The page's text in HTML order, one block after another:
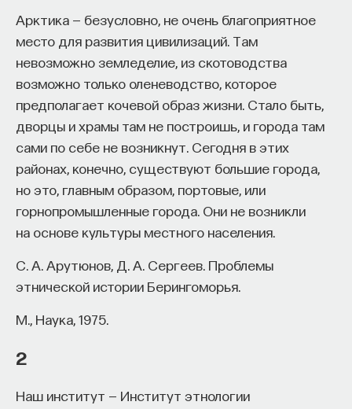
Арктика — безусловно, не очень благоприятное
место для развития цивилизаций. Там
невозможно земледелие, из скотоводства
возможно только оленеводство, которое
предполагает кочевой образ жизни. Стало быть,
дворцы и храмы там не построишь, и города там
сами по себе не возникнут. Сегодня в этих
районах, конечно, существуют большие города,
но это, главным образом, портовые, или
горнопромышленные города. Они не возникли
на основе культуры местного населения.
С. А. Арутюнов, Д. А. Сергеев. Проблемы
этнической истории Берингоморья.
М., Наука, 1975.
2
Наш институт — Институт этнологии
Специалисты сталкиваются с тремя ключевыми
барьерами:
Недостаток информации о глобальных
индустриях и карьерных возможностях
мешает поиску подходящих ваканси; ​
Непрозрачные механизмы в инновационных
компаниях усложняют процесс
трудоустройства​;
Стереотипы не позволяют эффективно
конкурировать на международном рынке​.
Что такое Naukka Talents
сервис, а комплексная платформа поддержки
инновационных индустриях. Сервис помогает
преодолеть существующие барьеры через